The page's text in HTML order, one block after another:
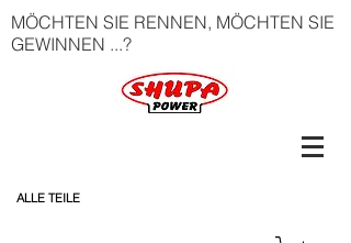
MÖCHTEN SIE RENNEN, MÖCHTEN SIE
GEWINNEN ...?
ALLE TEILE